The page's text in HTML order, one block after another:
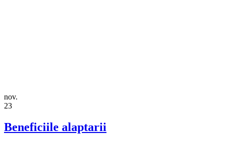
nov.
23
Beneficiile alaptarii